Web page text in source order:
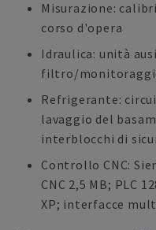
Misurazione:
corso d'opera
Idraulica: unità
filtro/
Refrigerante:
lavaggio del
interblocchi di
Controllo CNC:
CNC 2,5 MB; PLC
XP; interfacce